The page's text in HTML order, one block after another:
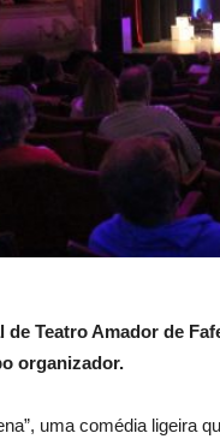
Teatro Amador de
organizador.
uma comédia ligeira